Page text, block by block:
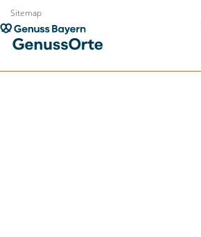
Zum
Inhalt
springen
Sitemap